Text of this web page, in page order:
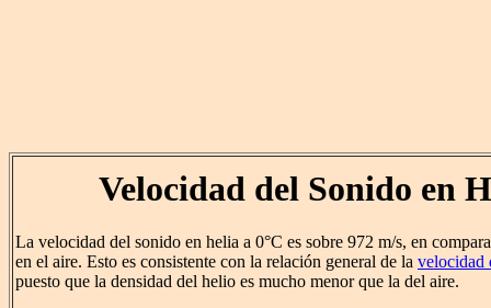
Velocidad del Sonido en
La velocidad del sonido en helia a 0°C es sobre 972 m/s, en
en el aire. Esto es consistente con la relación general de la velocidad
puesto que la densidad del helio es mucho menor que la del aire.